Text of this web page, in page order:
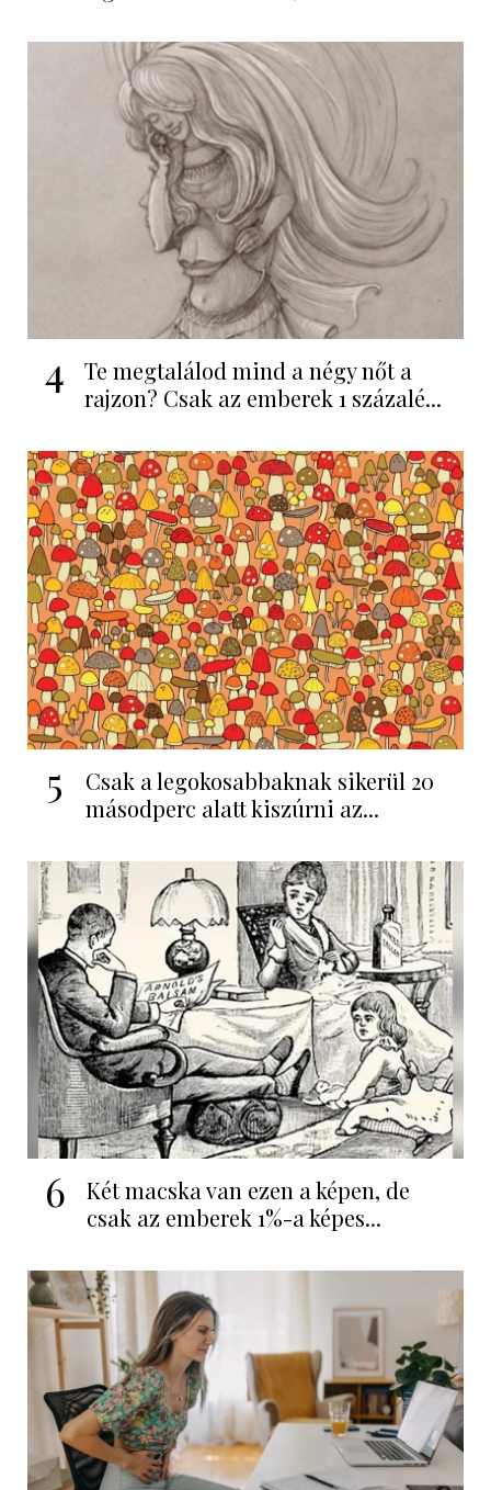
4
Te megtalálod mind a négy nőt a
rajzon? Csak az emberek 1 százalé...
5
Csak a legokosabbaknak sikerül 20
másodperc alatt kiszúrni az...
6
Két macska van ezen a képen, de
csak az emberek 1%-a képes...